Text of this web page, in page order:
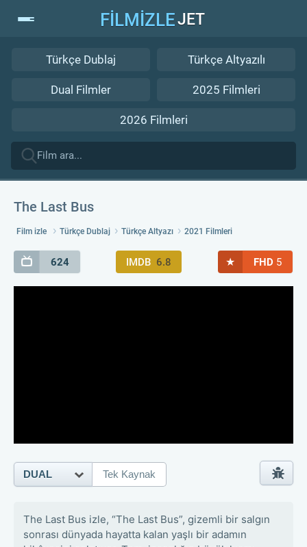
FİLMİZLEJET
Türkçe Dublaj Türkçe Altyazılı
Dual Filmler 2025 Filmleri
2026 Filmleri
The Last Bus
Film izle Türkçe Dublaj Türkçe Altyazı 2021 Filmleri
624 IMDB 6.8 ★ FHD 5
The Last Bus izle, “The Last Bus”, gizemli bir salgın
sonrası dünyada hayatta kalan yaşlı bir adamın
DUAL Tek Kaynak